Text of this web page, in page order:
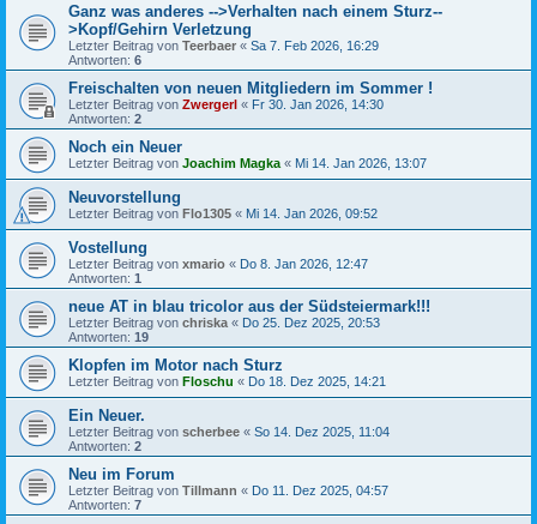
Ganz was anderes -->Verhalten nach einem Sturz--
>Kopf/Gehirn Verletzung
Letzter Beitrag von Teerbaer « Sa 7. Feb 2026, 16:29
Antworten: 6
Freischalten von neuen Mitgliedern im Sommer !
Letzter Beitrag von Zwergerl « Fr 30. Jan 2026, 14:30
Antworten: 2
Noch ein Neuer
Letzter Beitrag von Joachim Magka « Mi 14. Jan 2026, 13:07
Neuvorstellung
Letzter Beitrag von Flo1305 « Mi 14. Jan 2026, 09:52
Vostellung
Letzter Beitrag von xmario « Do 8. Jan 2026, 12:47
Antworten: 1
neue AT in blau tricolor aus der Südsteiermark!!!
Letzter Beitrag von chriska « Do 25. Dez 2025, 20:53
Antworten: 19
Klopfen im Motor nach Sturz
Letzter Beitrag von Floschu « Do 18. Dez 2025, 14:21
Ein Neuer.
Letzter Beitrag von scherbee « So 14. Dez 2025, 11:04
Antworten: 2
Neu im Forum
Letzter Beitrag von Tillmann « Do 11. Dez 2025, 04:57
Antworten: 7